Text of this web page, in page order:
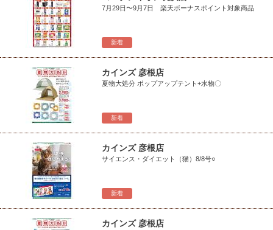
新着
7月29日〜9月7日 楽天ボーナスポイント対象商品
新着
カインズ 彦根店
夏物大処分 ポップアップテント+水物〇
新着
カインズ 彦根店
サイエンス・ダイエット（猫）8/8号○
カインズ 彦根店